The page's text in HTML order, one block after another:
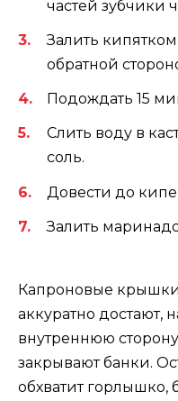
частей зубчики
Залить
обратной
Подождать 15
Слить воду в
соль.
Довести до
Залить
Капроновые крышки
аккуратно достают,
внутреннюю
закрывают банки.
обхватит горлышко,